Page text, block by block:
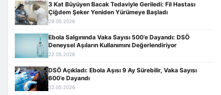
3 Kat Büyüyen Bacak Tedaviyle Geriledi: Fil Hastası
Çiğdem Şeker Yeniden Yürümeye Başladı
29.05.2026
Ebola Salgınında Vaka Sayısı 500’e Dayandı: DSÖ
Deneysel Aşıların Kullanımını Değerlendiriyor
22.05.2026
DSÖ Açıkladı: Ebola Aşısı 9 Ay Sürebilir, Vaka Sayısı
600’e Dayandı
22.05.2026